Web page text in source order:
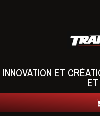
INNOVATION ET